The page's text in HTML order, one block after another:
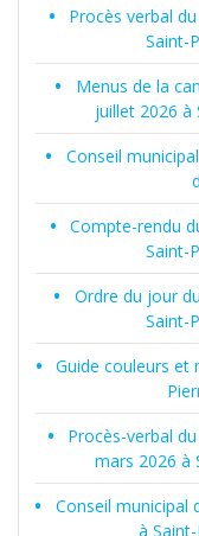
Procès verbal
Saint-
Menus de la
juillet 2026 à
Conseil
Compte-rendu
Saint-
Ordre du jour
Saint-
Guide couleurs et
Procès-verbal
mars 2026 à
Conseil municipal
à